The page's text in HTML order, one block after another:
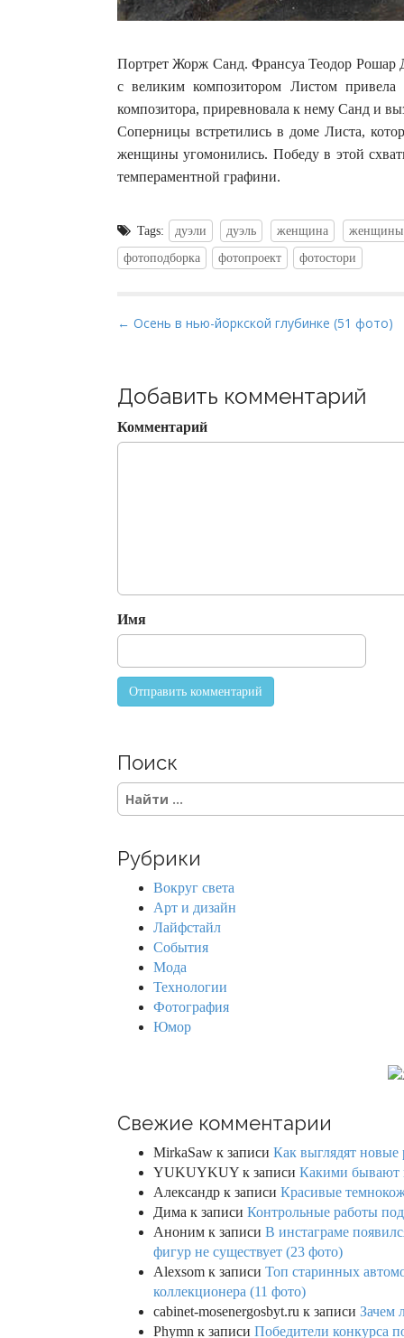
Портрет Жорж Санд. Франсуа Теодор Рошар
с великим композитором Листом
композитора, приревновала к нему Санд и
Соперницы встретились в доме Листа,
женщины угомонились. Победу в этой
темпераментной графини.
Tags: дуэли дуэль женщина
женщины
фотоподборка
фотопроект фотостори
P
t
n
a
n
← Осень в нью-йоркской глубинке (51 фото)
Добавить комментарий
Комментарий
Имя
Поиск
S
c
Рубрики
Вокруг света
Арт и дизайн
Лайфстайл
События
Мода
Технологии
Фотография
Юмор
Свежие комментарии
MirkaSaw к записи Как выглядят новые
YUKUYKUY к записи Какими бывают
Александр к записи Красивые
Дима к записи Контрольные работы
Аноним к записи В инстаграме
фигур не существует (23 фото)
Alexsom к записи Топ старинных
коллекционера (11 фото)
cabinet-mosenergosbyt.ru к записи Зачем
Phymn к записи Победители конкурса